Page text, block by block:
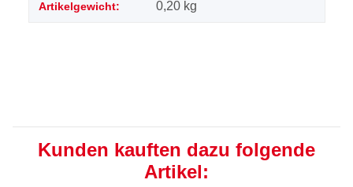
Artikelgewicht: 0,20 kg
Kunden kauften dazu folgende
Artikel: